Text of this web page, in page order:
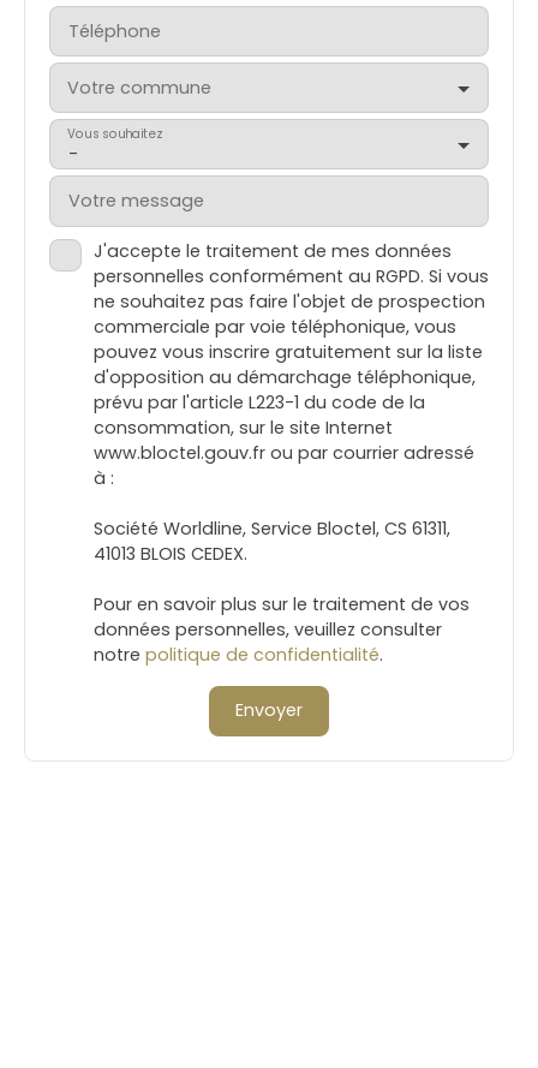
Téléphone
Votre commune
-
Vous souhaitez
Votre message
J'accepte le traitement de mes données
personnelles conformément au RGPD. Si vous
ne souhaitez pas faire l'objet de prospection
commerciale par voie téléphonique, vous
pouvez vous inscrire gratuitement sur la liste
d'opposition au démarchage téléphonique,
prévu par l'article L223-1 du code de la
consommation, sur le site Internet
www.bloctel.gouv.fr ou par courrier adressé
à :
Société Worldline, Service Bloctel, CS 61311,
41013 BLOIS CEDEX.
Pour en savoir plus sur le traitement de vos
données personnelles, veuillez consulter
notre politique de confidentialité.
Envoyer